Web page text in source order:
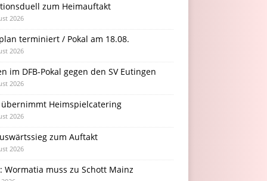
zum Heimauftakt
2026
terminiert / Pokal am 18.08.
2026
im DFB-Pokal gegen den SV Eutingen
2026
übernimmt Heimspielcatering
2026
zum Auftakt
2026
Wormatia muss zu Schott Mainz